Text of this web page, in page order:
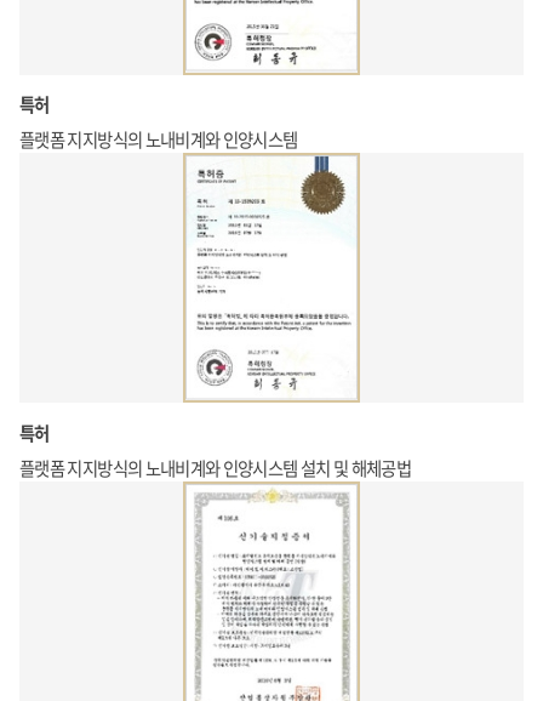
인양하며 비계 조립
플랫폼을 2m씩 인양시키며 수냉벽
전면에 비계설치
특허
플랫폼 지지방식의 노내비계와 인양시스템
특허
플랫폼 지지방식의 노내비계와 인양시스템 설치 및 해체공법